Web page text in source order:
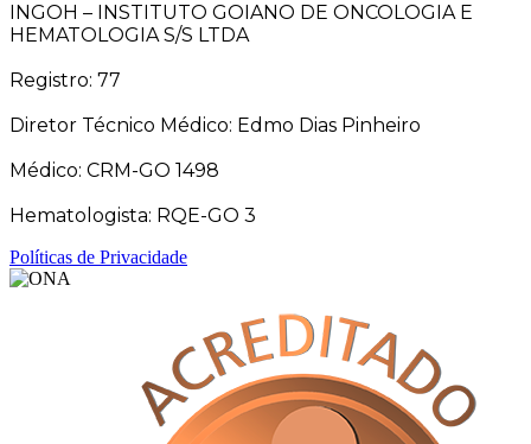
INGOH – INSTITUTO GOIANO DE ONCOLOGIA E
HEMATOLOGIA S/S LTDA
Registro: 77
Diretor Técnico Médico: Edmo Dias Pinheiro
Médico: CRM-GO 1498
Hematologista: RQE-GO 3
Políticas de Privacidade